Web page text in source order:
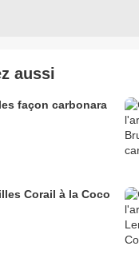
aussi
façon carbonara
Corail à la Coco